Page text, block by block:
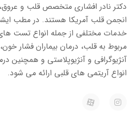
نادر افشاری متخصص قلب و عروق، عضو
قلب آمریکا هستند. در مطب ایشان
مختلفی از جمله انواع تست های
به قلب، درمان بیماران فشار خون،
و آنژیوپلاستی و همچنین درمان
آریتمی های قلبی ارائه می شود.